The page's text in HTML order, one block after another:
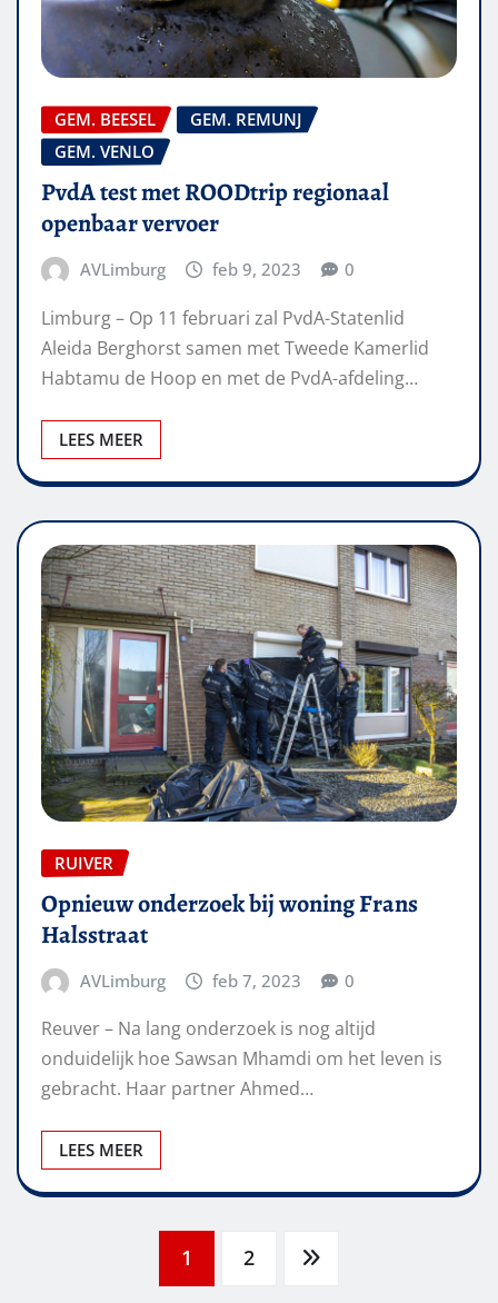
GEM. BEESEL
GEM. REMUNJ
GEM. VENLO
PvdA test met ROODtrip regionaal
openbaar vervoer
AVLimburg feb 9, 2023 0
Limburg – Op 11 februari zal PvdA-Statenlid
Aleida Berghorst samen met Tweede Kamerlid
Habtamu de Hoop en met de PvdA-afdeling…
LEES MEER
RUIVER
Opnieuw onderzoek bij woning Frans
Halsstraat
AVLimburg feb 7, 2023 0
Reuver – Na lang onderzoek is nog altijd
onduidelijk hoe Sawsan Mhamdi om het leven is
gebracht. Haar partner Ahmed…
LEES MEER
Berichten1 2